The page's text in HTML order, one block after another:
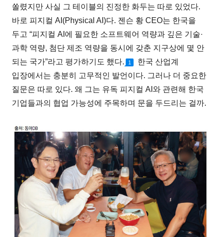
쏠렸지만 사실 그 테이블의 진정한 화두는 따로 있었다.
바로 피지컬 AI(Physical AI)다. 젠슨 황 CEO는 한국을
두고 “피지컬 AI에 필요한 소프트웨어 역량과 깊은 기술·
과학 역량, 첨단 제조 역량을 동시에 갖춘 지구상에 몇 안
되는 국가”라고 평가하기도 했다.
1
한국 산업계
입장에서는 충분히 고무적인 발언이다. 그러나 더 중요한
질문은 따로 있다. 왜 그는 유독 피지컬 AI와 관련해 한국
기업들과의 협업 가능성에 주목하며 문을 두드리는 걸까.